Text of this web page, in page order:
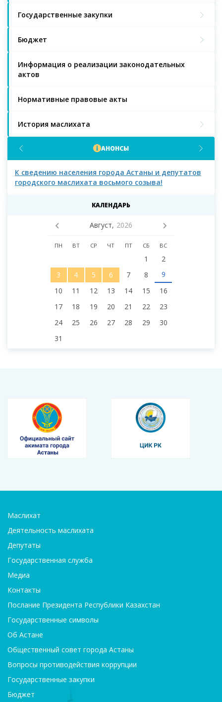
Государственные закупки
Бюджет
Информация о реализации законодательных
актов
Нормативные правовые акты
История маслихата
АНОНСЫ
К сведению населения города Астаны и депутатов
городского маслихата восьмого созыва!
КАЛЕНДАРЬ
Август, 2026
ПН ВТ СР ЧТ ПТ СБ ВС
1
2
3
4 5 6 7 8
9
10
11 12 13 14 15
16
17
18 19 20 21 22
23
24
25 26 27 28 29
30
31
Маслихат
Деятельность маслихата
Депутаты
Государственная служба
Медиа
Контакты
Послание Президента Республики Казахстан
Государственные символы
Об Астане
Общественный совет города Астаны
Вопросы противодействия коррупции
Государственные закупки
Бюджет